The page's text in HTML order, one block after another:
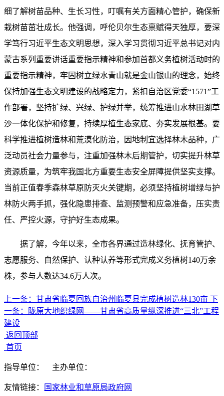
细了解树苗品种、生长习性，叮嘱有关方面精心管护，确保新
栽树苗茁壮成长。他强调，呼伦贝尔生态禀赋得天独厚，要深
学笃行习近平生态文明思想，深入学习贯彻习近平总书记对内
蒙古系列重要讲话重要指示精神和参加首都义务植树活动时的
重要指示精神，牢固树立绿水青山就是金山银山的理念，始终
保持加强生态文明建设的战略定力，紧扣自治区党委“1571”工
作部署，坚持扩绿、兴绿、护绿并举，统筹推进山水林田湖草
沙一体化保护和修复，持续厚植生态家底、夯实发展根基。要
科学推进植树造林和荒漠化防治，因地制宜选择林木品种，广
泛动员社会力量参与，注重加强林木后期管护，切实提升林草
资源质量，为筑牢我国北方重要生态安全屏障提供坚实支撑。
当前正值春季森林草原防灭火关键期，必须坚持植树增绿与护
林防火两手抓，强化隐患排查、监测预警和应急准备，压实责
任、严控火源，守护好生态成果。
据了解，今年以来，全市各界通过造林绿化、抚育管护、
志愿服务、自然保护、认种认养等形式完成义务植树140万余
株，参与人数达34.6万人次。
上一条： 甘肃省临夏回族自治州临夏县完成植树造林130亩 下
一条：
陇原大地织绿网——甘肃省高质量纵深推进“三北”工程
建设
返回顶部
首页
指导单位： 主办单位：
友情链接： 国家林业和草原局政府网